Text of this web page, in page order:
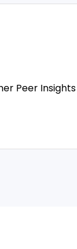
Peer